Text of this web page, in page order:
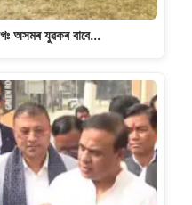
অসমৰ যুৱকৰ বাবে…